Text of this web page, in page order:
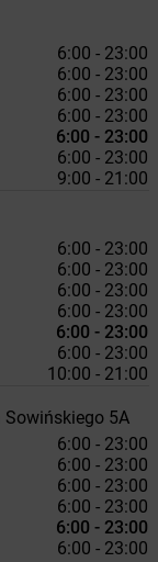
6:00 - 23:00
6:00 - 23:00
6:00 - 23:00
6:00 - 23:00
6:00 - 23:00
6:00 - 23:00
9:00 - 21:00
6:00 - 23:00
6:00 - 23:00
6:00 - 23:00
6:00 - 23:00
6:00 - 23:00
6:00 - 23:00
10:00 - 21:00
Sowińskiego 5A
6:00 - 23:00
6:00 - 23:00
6:00 - 23:00
6:00 - 23:00
6:00 - 23:00
6:00 - 23:00